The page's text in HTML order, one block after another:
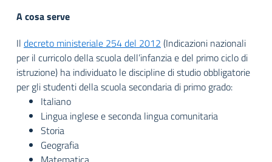
A cosa serve
Il decreto ministeriale 254 del 2012 (Indicazioni nazionali
per il curricolo della scuola dell’infanzia e del primo ciclo di
istruzione) ha individuato le discipline di studio obbligatorie
per gli studenti della scuola secondaria di primo grado:
Italiano
Lingua inglese e seconda lingua comunitaria
Storia
Geografia